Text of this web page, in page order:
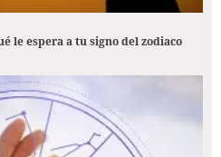
le espera a tu signo del zodiaco